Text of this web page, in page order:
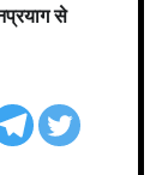
से